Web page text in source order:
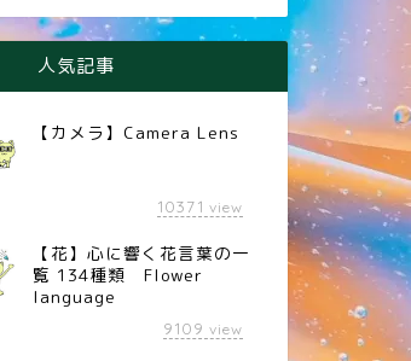
人気記事
【カメラ】Camera Lens
10371 view
【花】心に響く花言葉の一
覧 134種類 Flower
language
9109 view